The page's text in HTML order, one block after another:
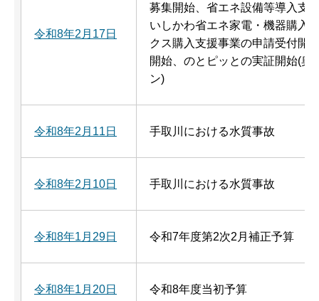
令和8年2月17日
募集開始、省エネ設備等導入支
いしかわ省エネ家電・機器購入
クス購入支援事業の申請受付開
開始、のとピッとの実証開始(奥
ン)
令和8年2月11日 手取川における水質事故
令和8年2月10日 手取川における水質事故
令和8年1月29日 令和7年度第2次2月補正予算
令和8年1月20日 令和8年度当初予算